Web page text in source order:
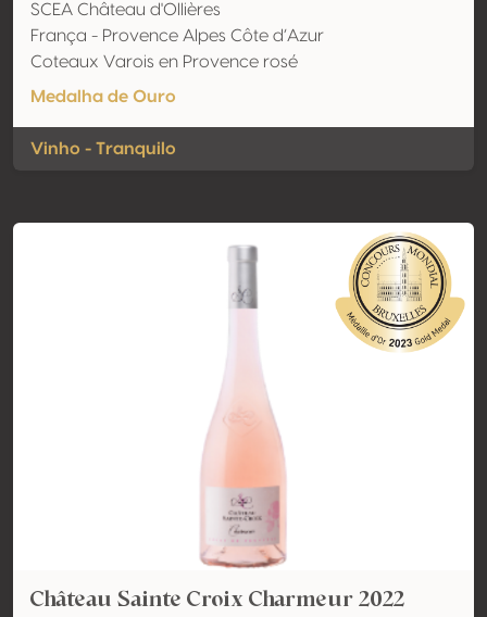
SCEA Château d'Ollières
França - Provence Alpes Côte d’Azur
Coteaux Varois en Provence rosé
Medalha de Ouro
Vinho - Tranquilo
Château Sainte Croix Charmeur 2022